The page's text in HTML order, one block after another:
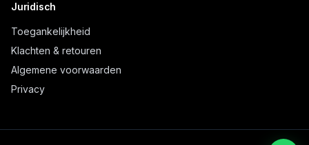
Juridisch
Toegankelijkheid
Klachten & retouren
Algemene voorwaarden
Privacy